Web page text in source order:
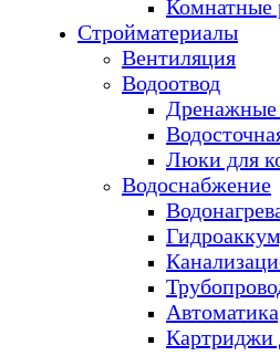
Комнатные
Стройматериалы
Вентиляция
Водоотвод
Люки для
Водоснабжение
Картриджи